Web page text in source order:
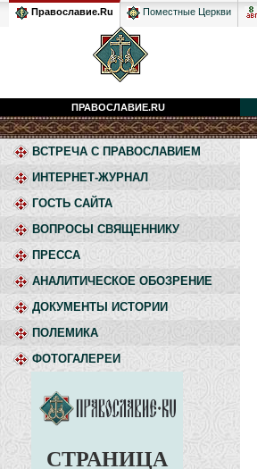
Православие.Ru Поместные Церкви
ПРАВОСЛАВИЕ.RU
ВСТРЕЧА С ПРАВОСЛАВИЕМ
ИНТЕРНЕТ-ЖУРНАЛ
ГОСТЬ САЙТА
ВОПРОСЫ СВЯЩЕННИКУ
ПРЕССА
АНАЛИТИЧЕСКОЕ ОБОЗРЕНИЕ
ДОКУМЕНТЫ ИСТОРИИ
ПОЛЕМИКА
ФОТОГАЛЕРЕИ